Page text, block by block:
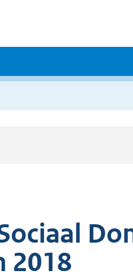
2018